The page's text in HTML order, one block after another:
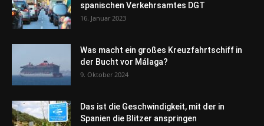
spanischen Verkehrsamtes DGT
16. Januar 2023
Was macht ein großes Kreuzfahrtschiff in
der Bucht vor Málaga?
9. Oktober 2024
Das ist die Geschwindigkeit, mit der in
Spanien die Blitzer anspringen